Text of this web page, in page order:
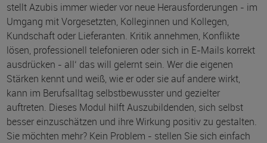
stellt Azubis immer wieder vor neue Herausforderungen - im
Umgang mit Vorgesetzten, Kolleginnen und Kollegen,
Kundschaft oder Lieferanten. Kritik annehmen, Konflikte
lösen, professionell telefonieren oder sich in E-Mails korrekt
ausdrücken - all‘ das will gelernt sein. Wer die eigenen
Stärken kennt und weiß, wie er oder sie auf andere wirkt,
kann im Berufsalltag selbstbewusster und gezielter
auftreten. Dieses Modul hilft Auszubildenden, sich selbst
besser einzuschätzen und ihre Wirkung positiv zu gestalten.
Sie möchten mehr? Kein Problem - stellen Sie sich einfach